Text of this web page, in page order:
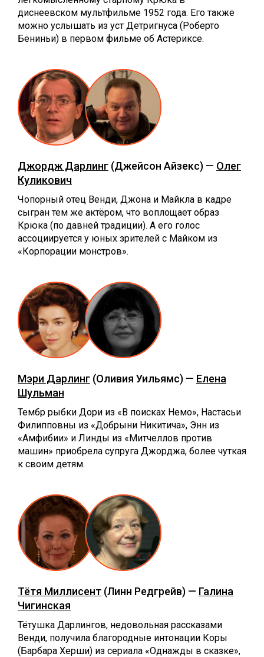
диснеевском мультфильме 1952 года. Его также
можно услышать из уст Детригнуса (Роберто
Бениньи) в первом фильме об Астериксе.
Джордж Дарлинг (Джейсон Айзекс) — Олег
Куликович
Чопорный отец Венди, Джона и Майкла в кадре
сыгран тем же актёром, что воплощает образ
Крюка (по давней традиции). А его голос
ассоциируется у юных зрителей с Майком из
«Корпорации монстров».
Мэри Дарлинг (Оливия Уильямс) — Елена
Шульман
Тембр рыбки Дори из «В поисках Немо», Настасьи
Филипповны из «Добрыни Никитича», Энн из
«Амфибии» и Линды из «Митчеллов против
машин» приобрела супруга Джорджа, более чуткая
к своим детям.
Тётя Миллисент (Линн Редгрейв) — Галина
Чигинская
Тётушка Дарлингов, недовольная рассказами
Венди, получила благородные интонации Коры
(Барбара Херши) из сериала «Однажды в сказке»,